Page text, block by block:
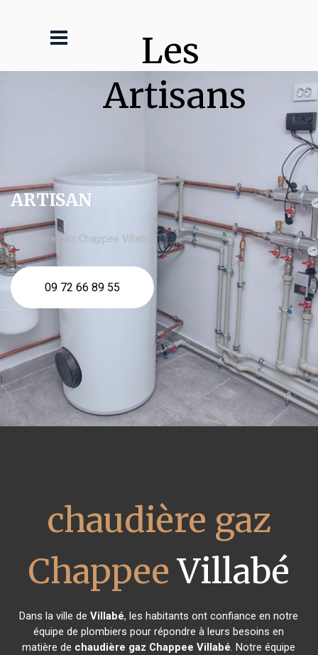
Les
Artisans
ARTISAN
chaudière gaz Chappee Villabé
09 72 66 89 55
chaudière gaz
Chappee Villabé
Dans la ville deVillabé, les habitants ont confiance en notre
équipe de plombiers pour répondre à leurs besoins en
matière de chaudière gaz Chappee Villabé. Notre équipe